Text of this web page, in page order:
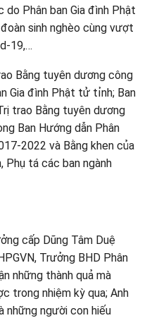
Phân ban Gia đình Phật
sinh nghèo cùng vượt
19,…
Bằng tuyên dương công
Gia đình Phật tử tỉnh; Ban
trao Bằng tuyên dương
Ban Hướng dẫn Phân
2022 và Bằng khen của
Phụ tá các ban ngành
cấp Dũng Tâm Duệ
Trưởng BHD Phân
những thành quả mà
trong nhiệm kỳ qua; Anh
những người con hiếu